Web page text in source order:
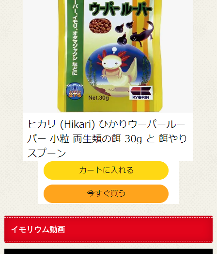
イモリウム動画